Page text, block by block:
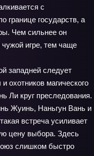
с
границе государств, а
Чем сильнее он
чужой игре, тем чаще
западней следует
охотников магического
Ли круг преследования.
Жуинь, Наньгун Вань и
встреча усиливает
цену выбора. Здесь
слишком быстро